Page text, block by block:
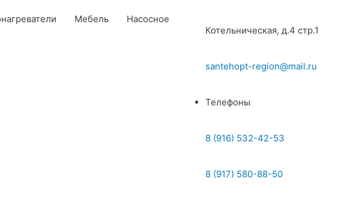
Мебель Насосное
Котельническая, д.4 стр.1
santehopt-region@mail.ru
Телефоны
8 (916) 532-42-53
8 (917) 580-88-50